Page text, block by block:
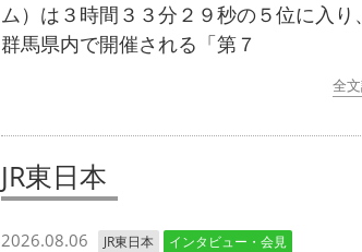
ム）は３時間３３分２９秒の５位に入
群馬県内で開催される「第７
全
JR東日本
2026.08.06 JR東日本 インタビュー・会見